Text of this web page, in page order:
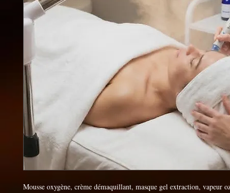
Mousse oxygène, crème démaquillant, masque gel extraction, vapeur